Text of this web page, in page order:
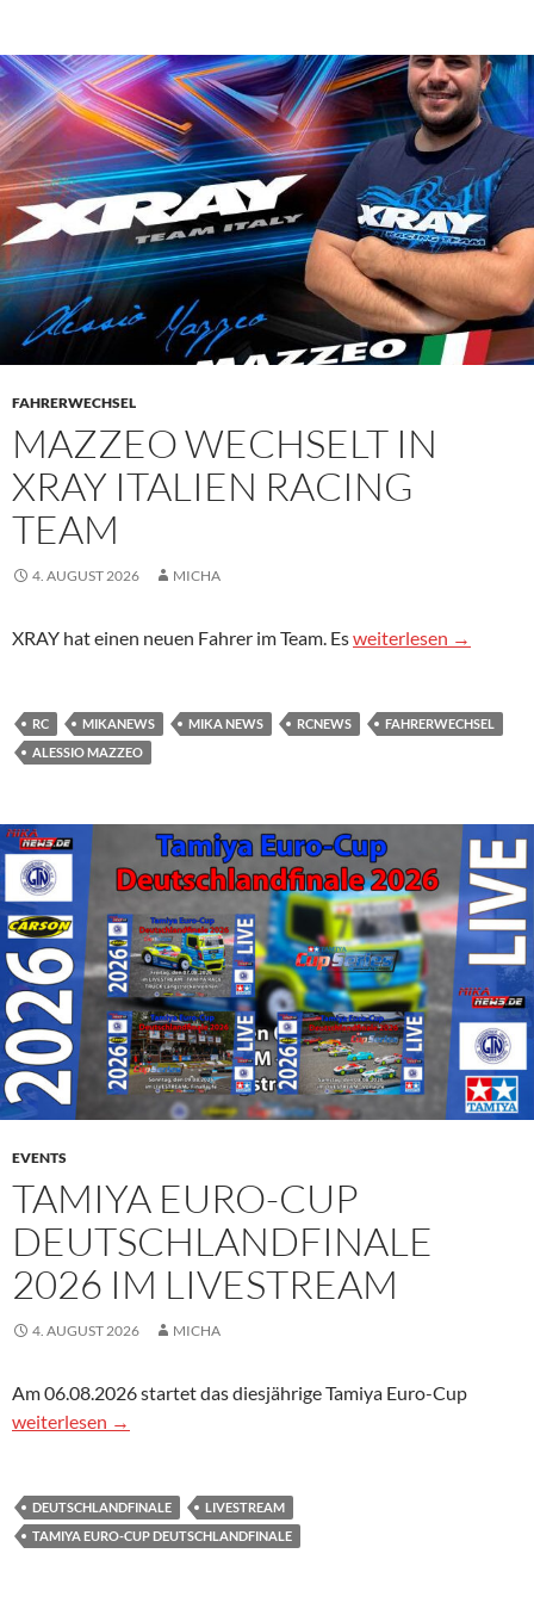
FAHRERWECHSEL
MAZZEO WECHSELT IN
XRAY ITALIEN RACING
TEAM
4. AUGUST 2026 MICHA
XRAY hat einen neuen Fahrer im Team. EsMazzeo wechselt in
weiterlesen →
RC MIKANEWS MIKA NEWS RCNEWS
FAHRERWECHSEL
ALESSIO MAZZEO
EVENTS
TAMIYA EURO-CUP
DEUTSCHLANDFINALE
2026 IM LIVESTREAM
4. AUGUST 2026 MICHA
Am 06.08.2026 startet das diesjährige Tamiya Euro-Cup
Tamiya Euro-Cup Deutschlandfinale 2026 im Livestream
weiterlesen →
DEUTSCHLANDFINALE
LIVESTREAM
TAMIYA EURO-CUP DEUTSCHLANDFINALE